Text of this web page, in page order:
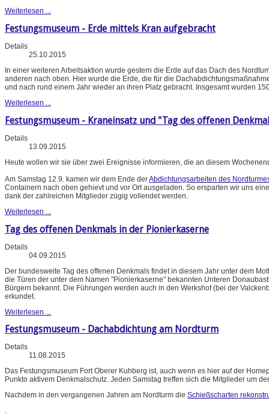
Weiterlesen ...
Festungsmuseum - Erde mittels Kran aufgebracht
Details
25.10.2015
In einer weiteren Arbeitsaktion wurde gestern die Erde auf das Dach des
anderen nach oben. Hier wurde die Erde, die für die
und nach rund einem Jahr wieder an ihren Platz gebracht. Insgesamt wurden
Weiterlesen ...
Festungsmuseum - Kraneinsatz und "Tag des offenen
Details
13.09.2015
Heute wollen wir sie über zwei Ereignisse informieren, die an diesem
Am Samstag 12.9. kamen wir dem Ende derAbdichtungsarbeiten des
Containern nach oben gehievt und vor Ort ausgeladen. So ersparten wir uns
dank der zahlreichen Mitglieder zügig vollendet werden.
Weiterlesen ...
Tag des offenen Denkmals in der Pionierkaserne
Details
04.09.2015
Der bundesweite Tag des offenen Denkmals findet in diesem Jahr unter dem
die Türen der unter dem Namen "Pionierkaserne" bekannten Unteren
Bürgern bekannt. Die Führungen werden auch in den Werkshof (bei der
erkundet.
Weiterlesen ...
Festungsmuseum - Dachabdichtung am Nordturm
Details
11.08.2015
Das Festungsmuseum Fort Oberer Kuhberg ist, auch wenn es hier auf der
Punkto aktivem Denkmalschutz. Jeden Samstag treffen sich die Mitglieder um
Nachdem in den vergangenen Jahren am Nordturm die Schießscharten
.